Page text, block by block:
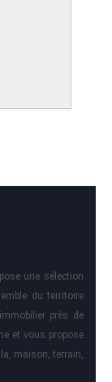
une sélection
du territoire
près de
et vous propose
maison, terrain,